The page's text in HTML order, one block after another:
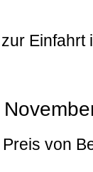
Einfahrt
von